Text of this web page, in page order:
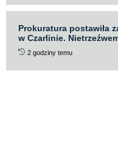
Prokuratura postawiła
w Czarlinie.
więzienie
2 godziny temu